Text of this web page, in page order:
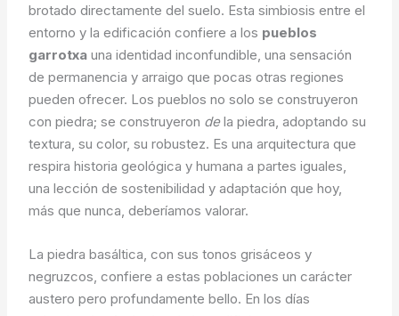
brotado directamente del suelo. Esta simbiosis entre el
entorno y la edificación confiere a los pueblos
garrotxa una identidad inconfundible, una sensación
de permanencia y arraigo que pocas otras regiones
pueden ofrecer. Los pueblos no solo se construyeron
con piedra; se construyeron dela piedra, adoptando su
textura, su color, su robustez. Es una arquitectura que
respira historia geológica y humana a partes iguales,
una lección de sostenibilidad y adaptación que hoy,
más que nunca, deberíamos valorar.
La piedra basáltica, con sus tonos grisáceos y
negruzcos, confiere a estas poblaciones un carácter
austero pero profundamente bello. En los días